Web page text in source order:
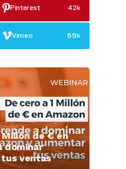
Pinterest 42k
Vimeo 89k
Millón de € en
dominar
tus ventas